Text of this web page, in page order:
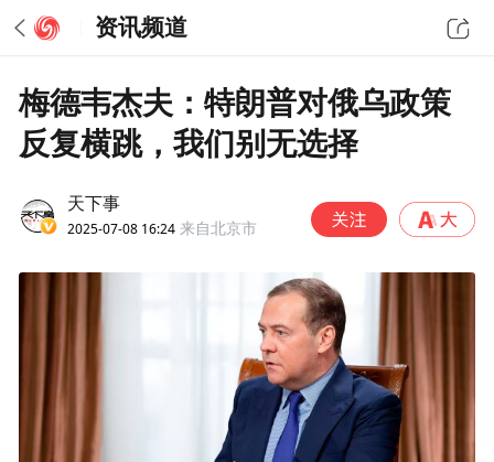
资讯频道
梅德韦杰夫：特朗普对俄乌政策
反复横跳，我们别无选择
天下事
2025-07-08 16:24 来自北京市